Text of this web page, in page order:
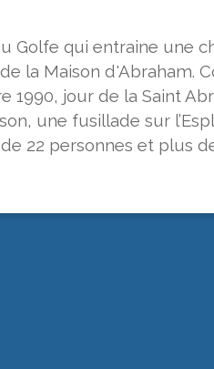
Golfe qui entraine une
la Maison d'Abraham.
1990, jour de la Saint
une fusillade sur
22 personnes et plus